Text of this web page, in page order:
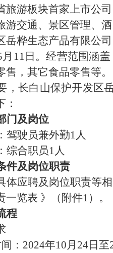
旅游板块首家上市公
游交通、景区管理、
岳桦生态产品有限公
11日 。经营范围涵盖
售，其它食品零售等。
， 长白山保护开发区
门及岗位
驾驶员兼外勤1人
综合职员1人
件及岗位职责
体应聘及 岗位职责等
一览表 》 （ 附件1） 。
程
： 2024年10月 24日至